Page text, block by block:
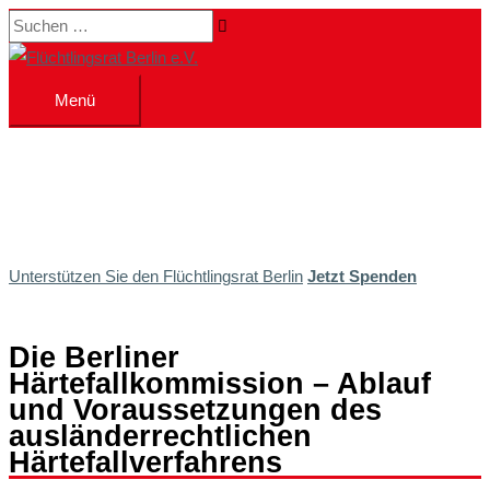
Zum
Inhalt
Suchen …
Menü
Menü
Unterstützen Sie den Flüchtlingsrat Berlin Jetzt Spenden
Die Berliner
Härtefallkommission – Ablauf
und Voraussetzungen des
ausländerrechtlichen
Härtefallverfahrens